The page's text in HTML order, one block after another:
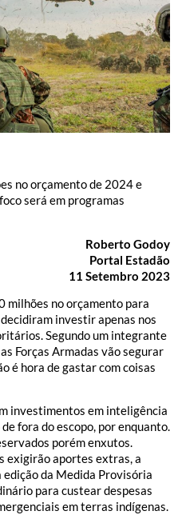
no orçamento de 2024 e
será em programas
Roberto Godoy
Portal Estadão
11 Setembro 2023
milhões no orçamento para
investir apenas nos
Segundo um integrante
Forças Armadas vão segurar
é hora de gastar com coisas
investimentos em inteligência
fora do escopo, por enquanto.
porém enxutos.
exigirão aportes extras, a
da Medida Provisória
para custear despesas
em terras indígenas.